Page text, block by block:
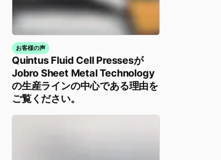
お客様の声
Quintus Fluid Cell Pressesが
Jobro Sheet Metal Technology
の生産ラインの中心である理由を
ご覧ください。